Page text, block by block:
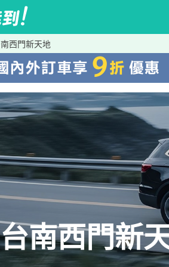
西門新天地
南西門新